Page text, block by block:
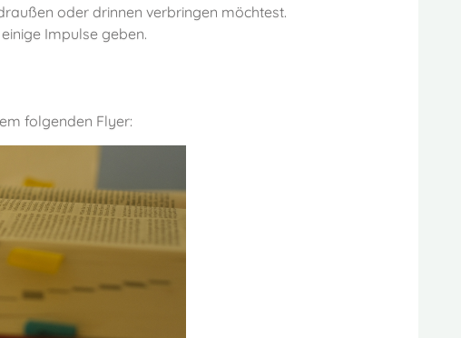
oder drinnen verbringen möchtest.
Impulse geben.
folgenden Flyer: